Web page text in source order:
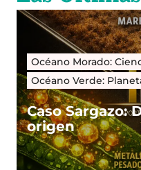
Océano Morado:
Océano Verde:
Caso Sargazo:
origen